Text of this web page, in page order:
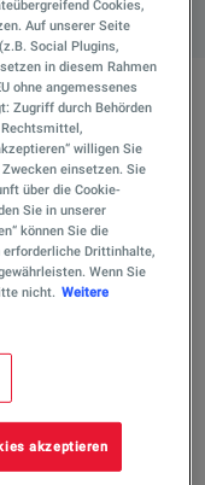
und
in elektrischen
zur
nutzt. Für
und
eine besonders
und VSB bieten
ergänzt durch
Cookies,
Auf unserer Seite
Social Plugins,
in diesem Rahmen
ohne angemessenes
Zugriff durch Behörden
willigen Sie
einsetzen. Sie
über die Cookie-
Sie in unserer
können Sie die
erforderliche Drittinhalte,
Wenn Sie
nicht. Weitere
akzeptieren